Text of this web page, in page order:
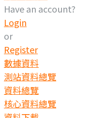
Have an account?
Login
or
Register
數據資料
測站資料總覽
資料總覽
核心資料總覽